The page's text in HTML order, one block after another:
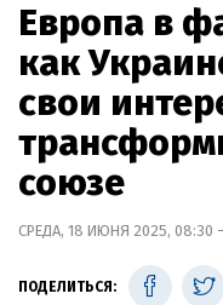
Европа в
как
свои
союзе
СРЕДА, 18 ИЮНЯ 2025, 08:30
ПОДЕЛИТЬСЯ: